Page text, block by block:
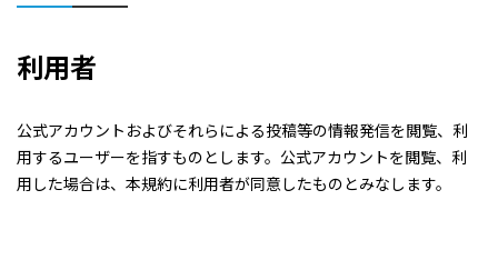
利用者
公式アカウントおよびそれらによる投稿等の情報発信を閲覧、利
用するユーザーを指すものとします。公式アカウントを閲覧、利
用した場合は、本規約に利用者が同意したものとみなします。